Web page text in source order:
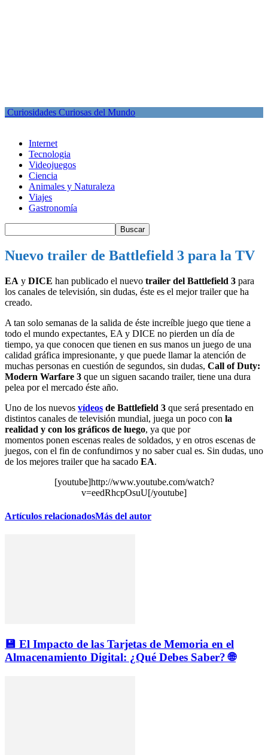
Curiosidades Curiosas del Mundo
Internet
Tecnologia
Videojuegos
Ciencia
Animales y Naturaleza
Viajes
Gastronomía
Nuevo trailer de Battlefield 3 para la TV
EA y DICE han publicado el nuevo trailer del Battlefield 3 para
los canales de televisión, sin dudas, éste es el mejor trailer que ha
creado.
A tan solo semanas de la salida de éste increíble juego que tiene a
todo el mundo expectantes, EA y DICE no pierden un día de
tiempo, ya que conocen que tienen en sus manos un juego de una
calidad gráfica impresionante, y que puede llamar la atención de
muchas personas en cuestión de segundos, sin dudas, Call of Duty:
Modern Warfare 3 que un siguen sacando trailer, tiene una dura
pelea por el mercado éste año.
Uno de los nuevos vídeos de Battlefield 3 que será presentado en
distintos canales de televisión mundial, juega un poco con la
realidad y con los gráficos de luego, ya que por
momentos ponen escenas reales de soldados, y en otros escenas de
juegos, con el fin de confundirnos y no saber cual es. Sin dudas, uno
de los mejores trailer que ha sacado EA.
[youtube]http://www.youtube.com/watch?
v=eedRhcpOsuU[/youtube]
Artículos relacionadosMás del autor
💾 El Impacto de las Tarjetas de Memoria en el
Almacenamiento Digital: ¿Qué Debes Saber? 🌐